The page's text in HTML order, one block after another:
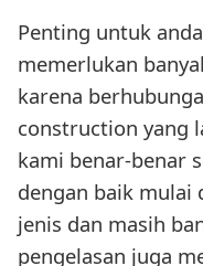
Penting untuk
memerlukan
karena
construction yang
kami benar-benar
dengan baik mulai
jenis dan masih
pengelasan juga